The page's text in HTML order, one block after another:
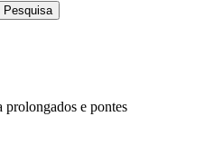
prolongados e pontes